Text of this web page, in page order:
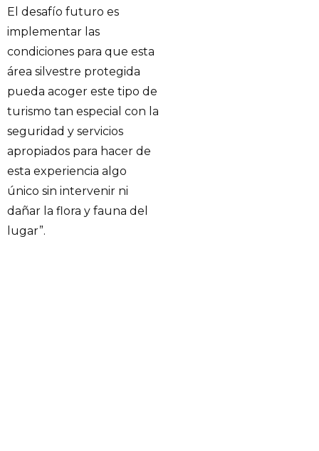
El desafío futuro es
implementar las
condiciones para que esta
área silvestre protegida
pueda acoger este tipo de
turismo tan especial con la
seguridad y servicios
apropiados para hacer de
esta experiencia algo
único sin intervenir ni
dañar la flora y fauna del
lugar”.